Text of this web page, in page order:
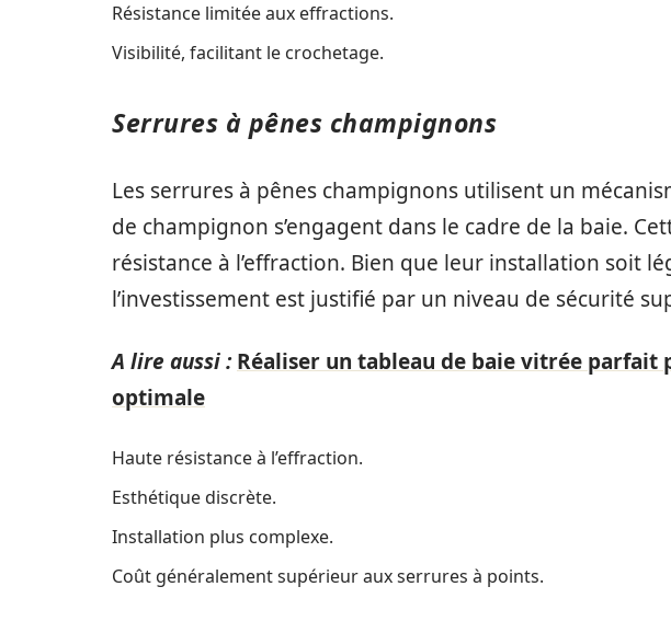
Résistance limitée aux effractions.
Visibilité, facilitant le crochetage.
Serrures à pênes champignons
Les serrures à pênes champignons utilisent un
de champignon s’engagent dans le cadre de la baie.
résistance à l’effraction. Bien que leur installation soit
l’investissement est justifié par un niveau de sécurité
A lire aussi : Réaliser un tableau de baie vitrée parfait
optimale
Haute résistance à l’effraction.
Esthétique discrète.
Installation plus complexe.
Coût généralement supérieur aux serrures à points.